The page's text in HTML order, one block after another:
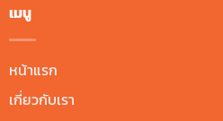
เมนู
หน้าแรก
เกี่ยวกับเรา